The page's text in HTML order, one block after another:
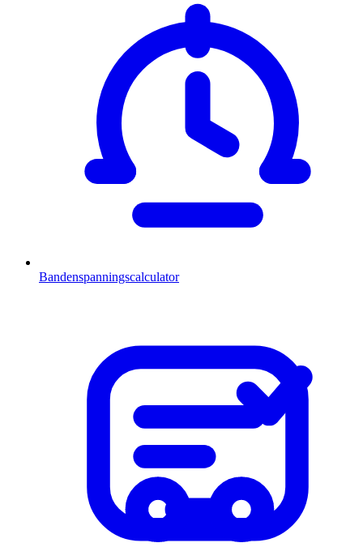
Bandenspanningscalculator